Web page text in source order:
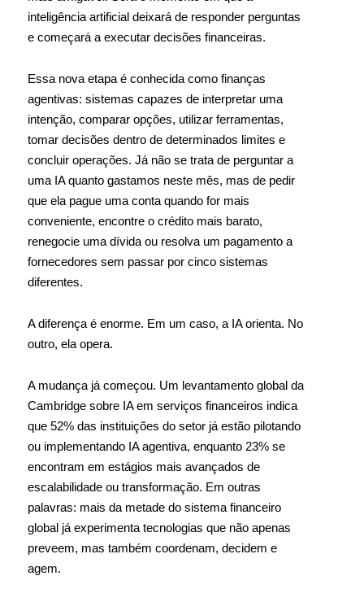
inteligência artificial deixará de responder perguntas
e começará a executar decisões financeiras.
Essa nova etapa é conhecida como finanças
agentivas: sistemas capazes de interpretar uma
intenção, comparar opções, utilizar ferramentas,
tomar decisões dentro de determinados limites e
concluir operações. Já não se trata de perguntar a
uma IA quanto gastamos neste mês, mas de pedir
que ela pague uma conta quando for mais
conveniente, encontre o crédito mais barato,
renegocie uma dívida ou resolva um pagamento a
fornecedores sem passar por cinco sistemas
diferentes.
A diferença é enorme. Em um caso, a IA orienta. No
outro, ela opera.
A mudança já começou. Um levantamento global da
Cambridge sobre IA em serviços financeiros indica
que 52% das instituições do setor já estão pilotando
ou implementando IA agentiva, enquanto 23% se
encontram em estágios mais avançados de
escalabilidade ou transformação. Em outras
palavras: mais da metade do sistema financeiro
global já experimenta tecnologias que não apenas
preveem, mas também coordenam, decidem e
agem.